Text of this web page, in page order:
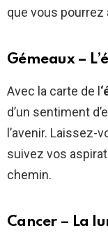
que vous pourrez
Gémeaux –
Avec la carte de l
d’un sentiment
l’avenir. Laissez-
suivez vos
chemin.
Cancer – La